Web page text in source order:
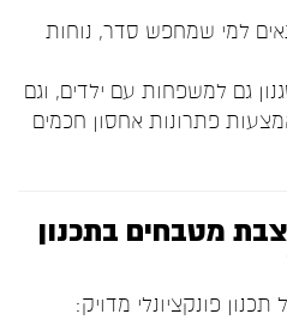
למי שמחפש סדר, נוחות
גם למשפחות עם ילדים, וגם
פתרונות אחסון חכמים
מטבחים בתכנון
פונקציונלי מדויק: